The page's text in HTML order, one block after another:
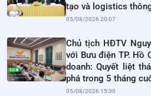
tạo và logistics
05/08/2026 20:07
Chủ tịch HĐTV
với Bưu điện TP. Hồ
doanh: Quyết liệt
phá trong 5 tháng
05/08/2026 15:30